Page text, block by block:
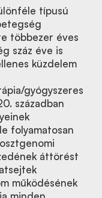
típusú
többezer éves
száz éve is
küzdelem
gyógyszeres
században
folyamatosan
áttörést
működésének